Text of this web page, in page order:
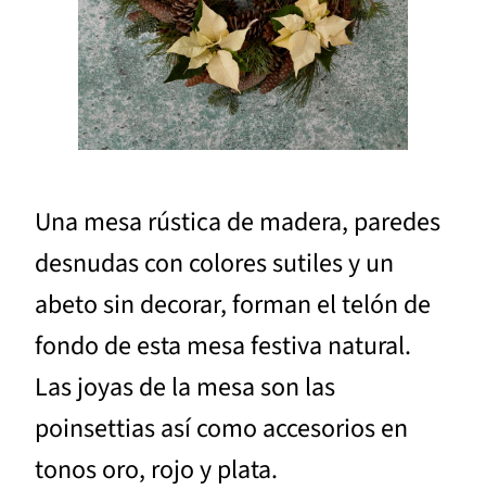
Una mesa rústica de madera, paredes
desnudas con colores sutiles y un
abeto sin decorar, forman el telón de
fondo de esta mesa festiva natural.
Las joyas de la mesa son las
poinsettias así como accesorios en
tonos oro, rojo y plata.